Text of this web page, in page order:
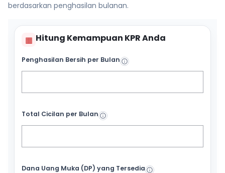
berdasarkan penghasilan bulanan.
▦ Hitung Kemampuan KPR Anda
Penghasilan Bersih per Bulan
Total Cicilan per Bulan
Dana Uang Muka (DP) yang Tersedia